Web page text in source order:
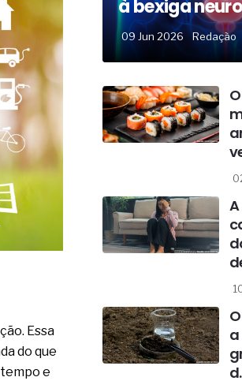
Essa
do que
e
à bexiga
09 Jun 2026 Redação
A